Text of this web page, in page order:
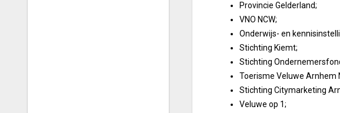
Provincie Gelderland;
VNO NCW;
Onderwijs- en
Stichting Kiemt;
Stichting
Toerisme Veluwe Arnhem
Stichting Citymarketing
Veluwe op 1;